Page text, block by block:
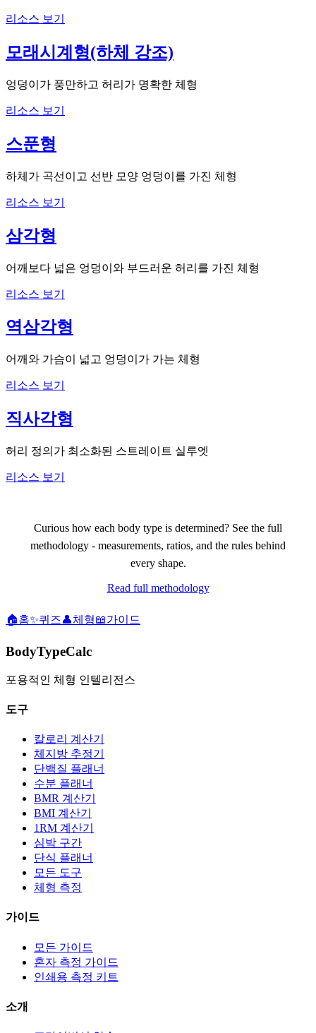
리소스 보기
모래시계형(하체 강조)
엉덩이가 풍만하고 허리가 명확한 체형
리소스 보기
스푼형
하체가 곡선이고 선반 모양 엉덩이를 가진 체형
리소스 보기
삼각형
어깨보다 넓은 엉덩이와 부드러운 허리를 가진 체형
리소스 보기
역삼각형
어깨와 가슴이 넓고 엉덩이가 가는 체형
리소스 보기
직사각형
허리 정의가 최소화된 스트레이트 실루엣
리소스 보기
Curious how each body type is determined? See the full
methodology - measurements, ratios, and the rules behind
every shape.
Read full methodology
🏠홈✨퀴즈👤체형📖가이드
BodyTypeCalc
포용적인 체형 인텔리전스
도구
칼로리 계산기
체지방 추정기
단백질 플래너
수분 플래너
BMR 계산기
BMI 계산기
1RM 계산기
심박 구간
단식 플래너
모든 도구
체형 측정
가이드
모든 가이드
혼자 측정 가이드
인쇄용 측정 키트
소개